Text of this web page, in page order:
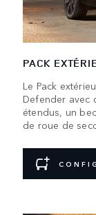
PACK
Le Pack
Defender avec
étendus, un
de roue de